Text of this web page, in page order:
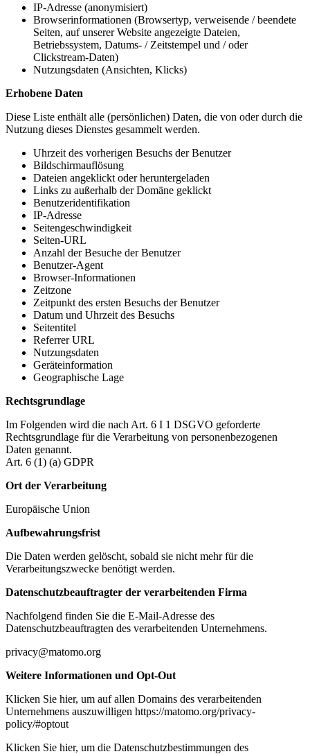
IP-Adresse (anonymisiert)
Browserinformationen (Browsertyp, verweisende / beendete
Seiten, auf unserer Website angezeigte Dateien,
Betriebssystem, Datums- / Zeitstempel und / oder
Clickstream-Daten)
Nutzungsdaten (Ansichten, Klicks)
Erhobene Daten
Diese Liste enthält alle (persönlichen) Daten, die von oder durch die
Nutzung dieses Dienstes gesammelt werden.
Uhrzeit des vorherigen Besuchs der Benutzer
Bildschirmauflösung
Dateien angeklickt oder heruntergeladen
Links zu außerhalb der Domäne geklickt
Benutzeridentifikation
IP-Adresse
Seitengeschwindigkeit
Seiten-URL
Anzahl der Besuche der Benutzer
Benutzer-Agent
Browser-Informationen
Zeitzone
Zeitpunkt des ersten Besuchs der Benutzer
Datum und Uhrzeit des Besuchs
Seitentitel
Referrer URL
Nutzungsdaten
Geräteinformation
Geographische Lage
Rechtsgrundlage
Im Folgenden wird die nach Art. 6 I 1 DSGVO geforderte
Rechtsgrundlage für die Verarbeitung von personenbezogenen
Daten genannt.
Art. 6 (1) (a) GDPR
Ort der Verarbeitung
Europäische Union
Aufbewahrungsfrist
Die Daten werden gelöscht, sobald sie nicht mehr für die
Verarbeitungszwecke benötigt werden.
Datenschutzbeauftragter der verarbeitenden Firma
Nachfolgend finden Sie die E-Mail-Adresse des
Datenschutzbeauftragten des verarbeitenden Unternehmens.
privacy@matomo.org
Weitere Informationen und Opt-Out
Klicken Sie hier, um auf allen Domains des verarbeitenden
Unternehmens auszuwilligen https://matomo.org/privacy-
policy/#optout
Klicken Sie hier, um die Datenschutzbestimmungen des